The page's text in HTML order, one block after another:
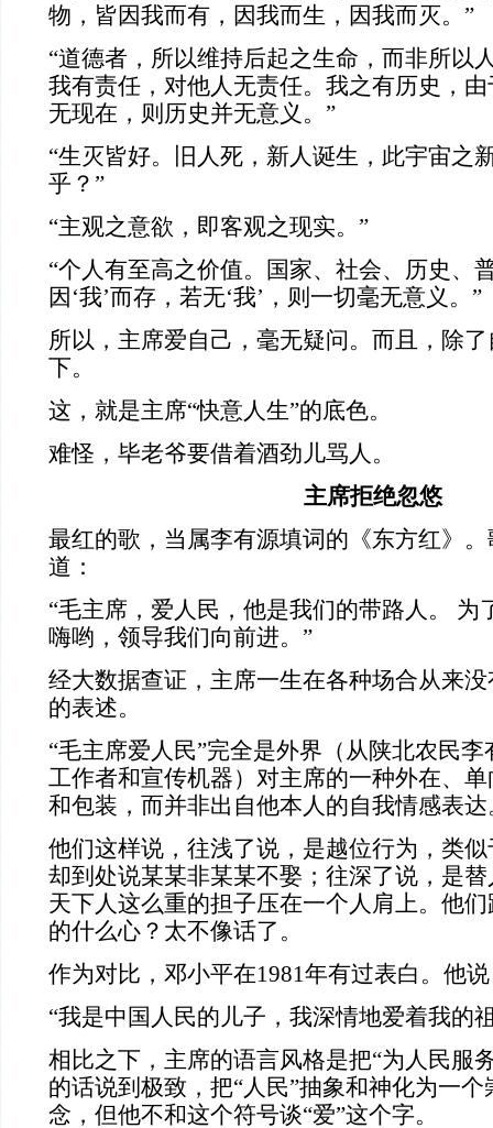
物，皆因我而有，因我而生，因我而灭。”
“道德者，所以维持后起之生命，而非所以
我有责任，对他人无责任。我之有历史，
无现在，则历史并无意义。”
“生灭皆好。旧人死，新人诞生，此宇宙之
乎？”
“主观之意欲，即客观之现实。”
“个人有至高之价值。国家、社会、历史、
因‘我’而存，若无‘我’，则一切毫无意义。”
所以，主席爱自己，毫无疑问。而且，除
下。
这，就是主席“快意人生”的底色。
难怪，毕老爷要借着酒劲儿骂人。
主席拒绝忽悠
最红的歌，当属李有源填词的《东方红》
道：
“毛主席，爱人民，他是我们的带路人。 为
嗨哟，领导我们向前进。”
经大数据查证，主席一生在各种场合从来没
的表述。
“毛主席爱人民”完全是外界（从陕北农民
工作者和宣传机器）对主席的一种外在、
和包装，而并非出自他本人的自我情感表达
他们这样说，往浅了说，是越位行为，类
却到处说某某非某某不娶；往深了说，是
天下人这么重的担子压在一个人肩上。他
的什么心？太不像话了。
作为对比，邓小平在1981年有过表白。他
“我是中国人民的儿子，我深情地爱着我的
相比之下，主席的语言风格是把“为人民服
的话说到极致，把“人民”抽象和神化为一
念，但他不和这个符号谈“爱”这个字。